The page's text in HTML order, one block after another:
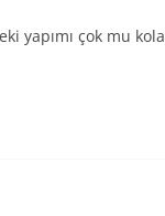
yapımı çok mu